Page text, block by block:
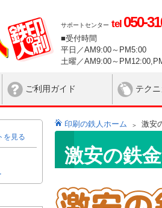
サポートセンター tel 050-
■受付時間
平日／AM9:00～PM5:00
土曜／AM9:00～
ご利用ガイド テク
を見る
印刷の鉄人ホーム 激安
激安の鉄金